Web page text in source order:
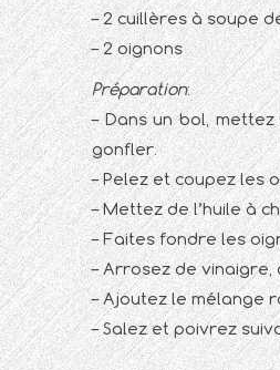
– 2 cuillères à soupe
– 2 oignons
Préparation:
– Dans un bol,
gonfler.
– Pelez et coupez les
– Mettez de l’huile à
– Faites fondre les
– Arrosez de vinaigre,
– Ajoutez le mélange
– Salez et poivrez